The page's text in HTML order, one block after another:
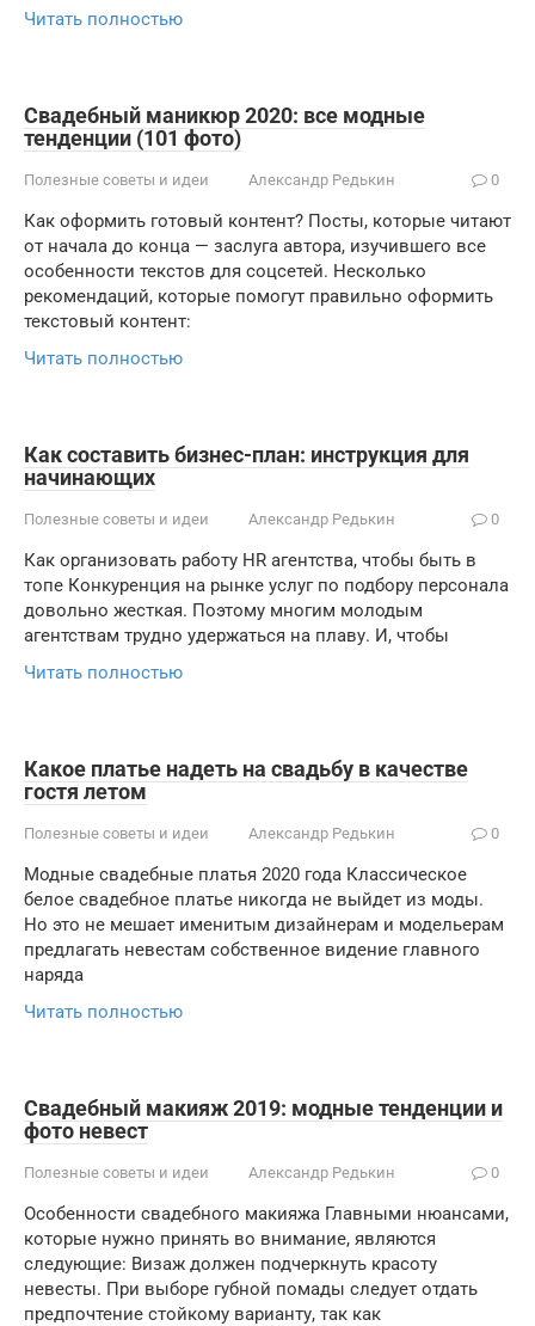
Читать полностью
Свадебный маникюр 2020: все модные
тенденции (101 фото)
Полезные советы и идеи Александр Редькин 0
Как оформить готовый контент? Посты, которые читают
от начала до конца — заслуга автора, изучившего все
особенности текстов для соцсетей. Несколько
рекомендаций, которые помогут правильно оформить
текстовый контент:
Читать полностью
Как составить бизнес-план: инструкция для
начинающих
Полезные советы и идеи Александр Редькин 0
Как организовать работу HR агентства, чтобы быть в
топе Конкуренция на рынке услуг по подбору персонала
довольно жесткая. Поэтому многим молодым
агентствам трудно удержаться на плаву. И, чтобы
Читать полностью
Какое платье надеть на свадьбу в качестве
гостя летом
Полезные советы и идеи Александр Редькин 0
Модные свадебные платья 2020 года Классическое
белое свадебное платье никогда не выйдет из моды.
Но это не мешает именитым дизайнерам и модельерам
предлагать невестам собственное видение главного
наряда
Читать полностью
Свадебный макияж 2019: модные тенденции и
фото невест
Полезные советы и идеи Александр Редькин 0
Особенности свадебного макияжа Главными нюансами,
которые нужно принять во внимание, являются
следующие: Визаж должен подчеркнуть красоту
невесты. При выборе губной помады следует отдать
предпочтение стойкому варианту, так как